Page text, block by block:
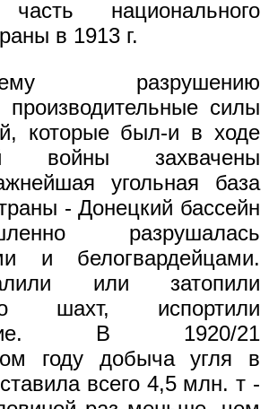
национального
в 1913 г.
разрушению
производительные силы
которые был-и в ходе
войны захвачены
угольная база
- Донецкий бассейн
разрушалась
и белогвардейцами.
или затопили
шахт, испортили
В 1920/21
году добыча угля в
всего 4,5 млн. т -